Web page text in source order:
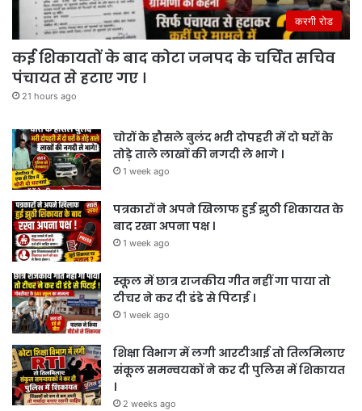
करगी रोड
कई शिकायतों के बाद कोटा जनपद के चर्चित सचिव
पंचायत से हटाए गए ।
21 hours ago
चोरों के हौसले बुलंद भरी दोपहरी में दो घरों के
तोड़े ताले लाखों की नगदी ले भागे ।
1 week ago
पत्रकारों ने अपने खिलाफ हुई झुठी शिकायत के
बाद रखा अपना पक्ष ।
1 week ago
स्कूल में छात्र राजकीय गीत नहीं गा पाया तो
टीचर ने कर दी डंडे से पिटाई ।
1 week ago
शिक्षा विभाग में लगी आरटीआई तो तिलमिलाए
संकूल समन्वयकों ने कर दी पुलिस में शिकायत
।
2 weeks ago